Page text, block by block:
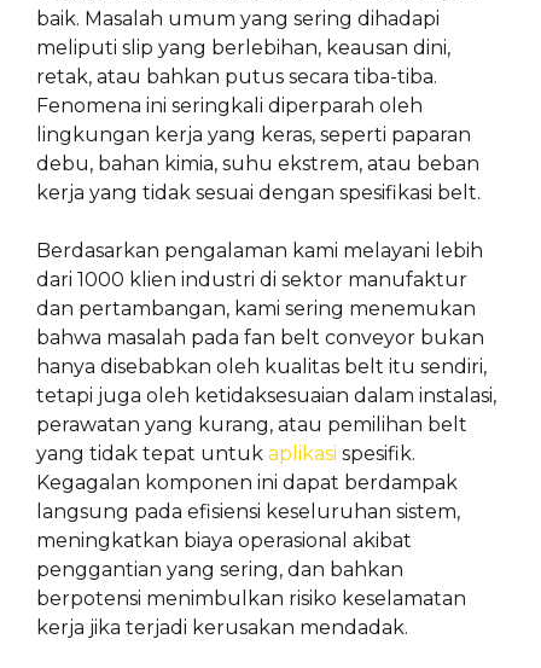
baik. Masalah umum yang sering dihadapi
meliputi slip yang berlebihan, keausan dini,
retak, atau bahkan putus secara tiba-tiba.
Fenomena ini seringkali diperparah oleh
lingkungan kerja yang keras, seperti paparan
debu, bahan kimia, suhu ekstrem, atau beban
kerja yang tidak sesuai dengan spesifikasi belt.
Berdasarkan pengalaman kami melayani lebih
dari 1000 klien industri di sektor manufaktur
dan pertambangan, kami sering menemukan
bahwa masalah pada fan belt conveyor bukan
hanya disebabkan oleh kualitas belt itu sendiri,
tetapi juga oleh ketidaksesuaian dalam instalasi,
perawatan yang kurang, atau pemilihan belt
yang tidak tepat untuk aplikasi spesifik.
Kegagalan komponen ini dapat berdampak
langsung pada efisiensi keseluruhan sistem,
meningkatkan biaya operasional akibat
penggantian yang sering, dan bahkan
berpotensi menimbulkan risiko keselamatan
kerja jika terjadi kerusakan mendadak.